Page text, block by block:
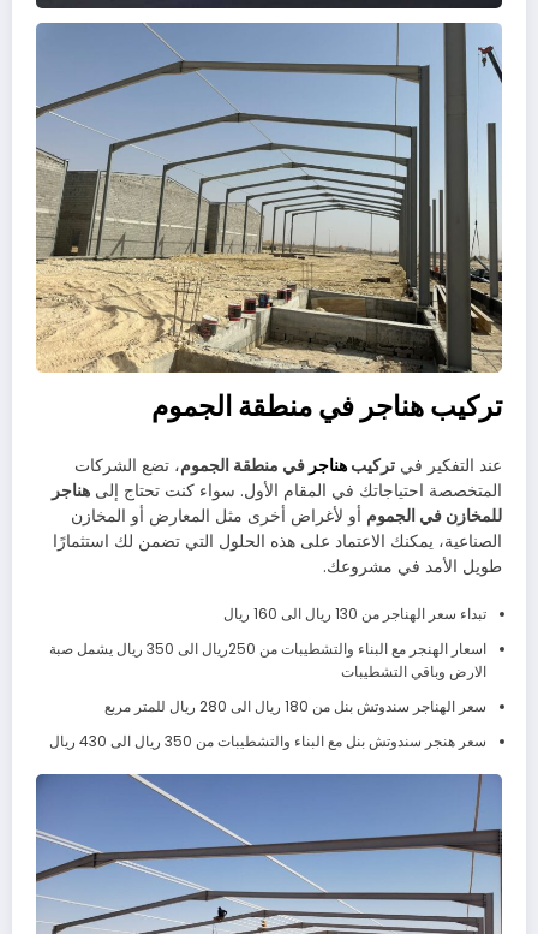
تركيب هناجر في منطقة الجموم
عند التفكير في تركيب هناجر في منطقة الجموم، تضع الشركات
المتخصصة احتياجاتك في المقام الأول. سواء كنت تحتاج إلى هناجر
للمخازن في الجموم أو لأغراض أخرى مثل المعارض أو المخازن
الصناعية، يمكنك الاعتماد على هذه الحلول التي تضمن لك استثمارًا
طويل الأمد في مشروعك.
تبداء سعر الهناجر من 130 ريال الى 160 ريال
اسعار الهنجر مع البناء والتشطيبات من 250ريال الى 350 ريال يشمل صبة
الارض وباقي التشطيبات
سعر الهناجر سندوتش بنل من 180 ريال الى 280 ريال للمتر مربع
سعر هنجر سندوتش بنل مع البناء والتشطيبات من 350 ريال الى 430 ريال